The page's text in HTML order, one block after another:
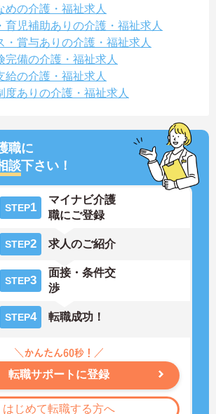
めの介護・福祉求人
育児補助ありの介護・福祉求人
・賞与ありの介護・福祉求人
完備の介護・福祉求人
給の介護・福祉求人
度ありの介護・福祉求人
職に
談下さい！
STEP1
マイナビ介護
職にご登録
STEP2 求人のご紹介
STEP3
面接・条件交
渉
STEP4 転職成功！
転職サポートに登録
はじめて転職する方へ